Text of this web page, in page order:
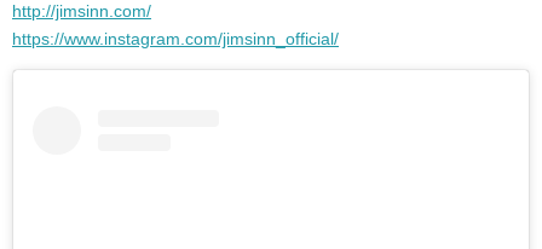
http://jimsinn.com/
https://www.instagram.com/jimsinn_official/